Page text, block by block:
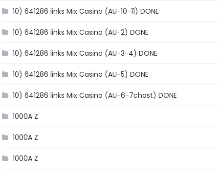
10) 641286 links Mix Casino (AU-10-11) DONE
10) 641286 links Mix Casino (AU-2) DONE
10) 641286 links Mix Casino (AU-3-4) DONE
10) 641286 links Mix Casino (AU-5) DONE
10) 641286 links Mix Casino (AU-6-7chast) DONE
1000A Z
1000A Z
1000A Z